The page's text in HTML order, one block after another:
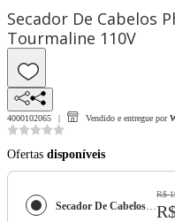
Secador De Cabelos
Tourmaline 110V
4000102065 Vendido e entregue por
Ofertas disponíveis
Secador De Cabelos Philco 2100W PSA3300 íons Tourmaline 110V
R$